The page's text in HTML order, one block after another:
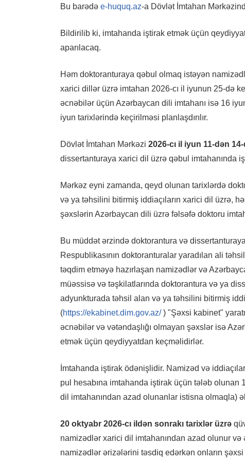
Bu barədə e-huquq.az-a Dövlət İmtahan
Bildirilib ki, imtahanda iştirak etmək üçün
aparılacaq.
Həm doktoranturaya qəbul olmaq istəyən
xarici dillər üzrə imtahan 2026-cı il iyunun 25-də
əcnəbilər üçün Azərbaycan dili imtahanı isə 16
iyun tarixlərində keçirilməsi planlaşdırılır.
Dövlət İmtahan Mərkəzi 2026-cı il iyun 11-dən
dissertanturaya xarici dil üzrə qəbul imtahanında
Mərkəz eyni zamanda, qeyd olunan tarixlərdə
və ya təhsilini bitirmiş iddiaçıların xarici dil üzrə,
şəxslərin Azərbaycan dili üzrə fəlsəfə doktoru
Bu müddət ərzində doktorantura və
Respublikasının doktoranturalar yaradılan ali
təqdim etməyə hazırlaşan namizədlər və
müəssisə və təşkilatlarında doktorantura və ya
adyunkturada təhsil alan və ya təhsilini bitirmiş
(https://ekabinet.dim.gov.az/) "Şəxsi kabinet"
əcnəbilər və vətəndaşlığı olmayan şəxslər isə
etmək üçün qeydiyyatdan keçməlidirlər.
İmtahanda iştirak ödənişlidir. Namizəd və
pul hesabına imtahanda iştirak üçün tələb
dil imtahanından azad olunanlar istisna olmaqla)
20 oktyabr 2026-cı ildən sonrakı tarixlər üzrə
namizədlər xarici dil imtahanından azad olunur
namizədlər ərizələrini təsdiq edərkən onların